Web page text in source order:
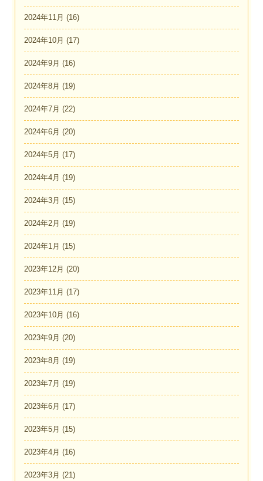
2024年11月 (16)
2024年10月 (17)
2024年9月 (16)
2024年8月 (19)
2024年7月 (22)
2024年6月 (20)
2024年5月 (17)
2024年4月 (19)
2024年3月 (15)
2024年2月 (19)
2024年1月 (15)
2023年12月 (20)
2023年11月 (17)
2023年10月 (16)
2023年9月 (20)
2023年8月 (19)
2023年7月 (19)
2023年6月 (17)
2023年5月 (15)
2023年4月 (16)
2023年3月 (21)